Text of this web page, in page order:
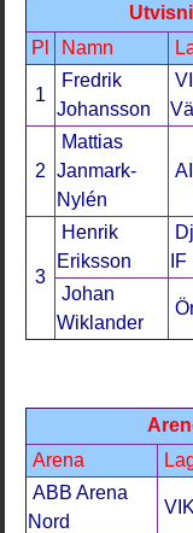
Pl
Namn
1
Fredrik
Johansson
2
Mattias
Janmark-
Nylén
3
Henrik
Eriksson
IF
Johan
Wiklander
Arena
ABB Arena
Nord